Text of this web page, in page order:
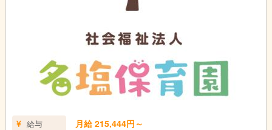
給与 月給 215,444円～